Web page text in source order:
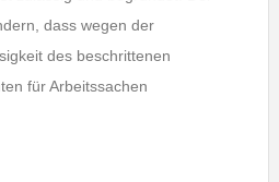
dass wegen der
des beschrittenen
für Arbeitssachen